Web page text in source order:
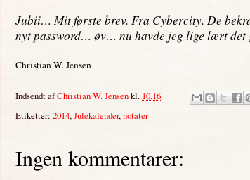
Jubii… Mit første brev. Fra Cybercity. De
nyt password… øv… nu havde jeg lige lært det
Christian W. Jensen
Indsendt afChristian W. Jensenkl. 10.16
Etiketter: 2014,Julekalender,notater
Ingen kommentarer: